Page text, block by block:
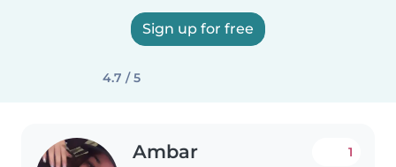
Sign up for free
4.7 / 5
Ambar 1